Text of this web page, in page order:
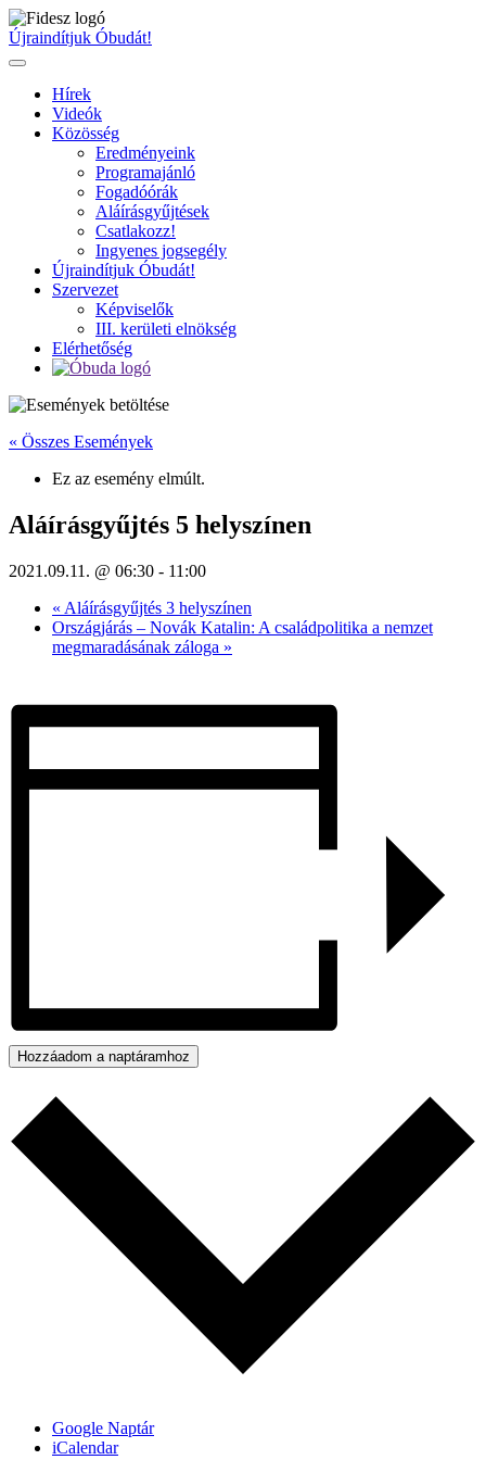
Ugrás
a
tartalomhoz
Újraindítjuk Óbudát!
Hírek
Videók
Közösség
Eredményeink
Programajánló
Fogadóórák
Aláírásgyűjtések
Csatlakozz!
Ingyenes jogsegély
Újraindítjuk Óbudát!
Szervezet
Képviselők
III. kerületi elnökség
Elérhetőség
« Összes Események
Ez az esemény elmúlt.
Aláírásgyűjtés 5 helyszínen
2021.09.11. @ 06:30 - 11:00
« Aláírásgyűjtés 3 helyszínen
Országjárás – Novák Katalin: A családpolitika a nemzet
megmaradásának záloga »
Hozzáadom a naptáramhoz
Google Naptár
iCalendar